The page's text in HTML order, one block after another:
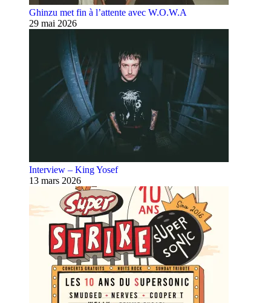
Ghinzu met fin à l’attente avec W.O.W.A
29 mai 2026
Interview – King Yosef
13 mars 2026